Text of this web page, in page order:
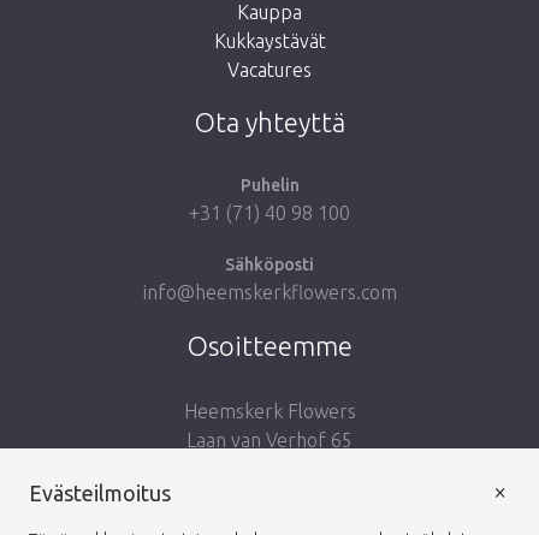
Vie minut takaisin kauppaan
Kauppa
Kukkaystävät
Vacatures
Ota yhteyttä
Puhelin
+31 (71) 40 98 100
Sähköposti
info@heemskerkflowers.com
Osoitteemme
Heemskerk Flowers
Laan van Verhof 65
Netherlands
Evästeilmoitus ×